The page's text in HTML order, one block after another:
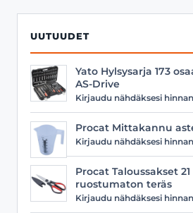
UUTUUDET
Yato Hylsysarja 173
AS-Drive
Kirjaudu nähdäksesi
Procat Mittakannu
Kirjaudu nähdäksesi
Procat Taloussakset 21
ruostumaton teräs
Kirjaudu nähdäksesi